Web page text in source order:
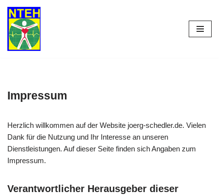
Zum
Inhalt
springen
Impressum
Herzlich willkommen auf der Website joerg-schedler.de. Vielen
Dank für die Nutzung und Ihr Interesse an unseren
Dienstleistungen. Auf dieser Seite finden sich Angaben zum
Impressum.
Verantwortlicher Herausgeber dieser